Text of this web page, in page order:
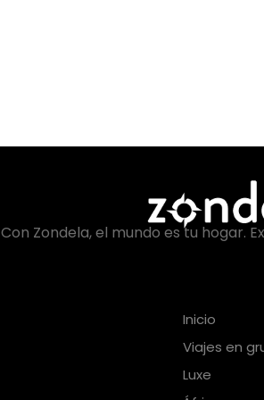
Con Zondela, el mundo es tu hogar.
Inicio
Viajes en
Luxe